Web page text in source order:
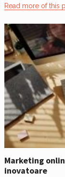
Read more of this
Marketing
inovatoare